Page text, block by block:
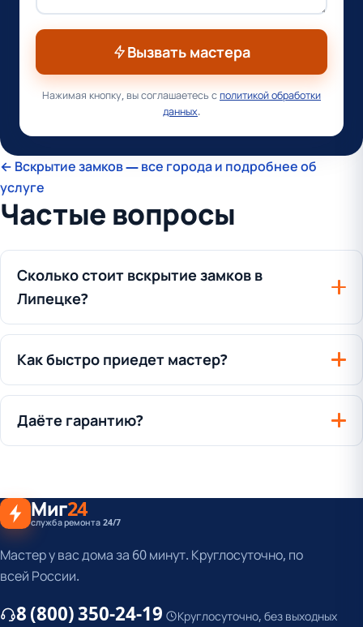
Вызвать мастера
Нажимая кнопку, вы соглашаетесь сполитикой обработки
данных.
← Вскрытие замков — все города и подробнее об
услуге
Частые вопросы
Сколько стоит вскрытие замков в
Липецке?
Как быстро приедет мастер?
Даёте гарантию?
Миг24
служба ремонта 24/7
Мастер у вас дома за 60 минут. Круглосуточно, по
всей России.
8 (800) 350-24-19 Круглосуточно, без выходных